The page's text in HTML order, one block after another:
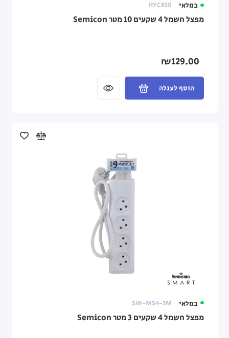
במלאי HYCR10
מפצל חשמל 4 שקעים 10 מטר Semicon
₪129.00
הוסף לעגלה
במלאי SW-MS4-3M
מפצל חשמל 4 שקעים 3 מטר Semicon